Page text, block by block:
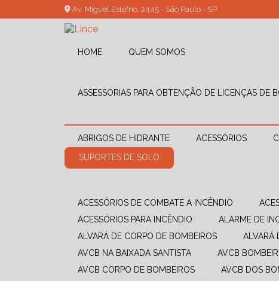
Av. Miguel Estefno, 2445 - São Paulo - SP
HOME
QUEM SOMOS
ASSESSORIAS PARA OBTENÇÃO DE LICENÇAS DE
ABRIGOS DE HIDRANTE ACESSÓRIOS
SUPORTES DE SOLO
ACESSÓRIOS DE COMBATE A INCÊNDIO
ACESSÓRIOS PARA INCÊNDIO
ALARME DE
ALVARÁ DE CORPO DE BOMBEIROS
AVCB NA BAIXADA SANTISTA
AVCB
AVCB CORPO DE BOMBEIROS
AVCB DOS